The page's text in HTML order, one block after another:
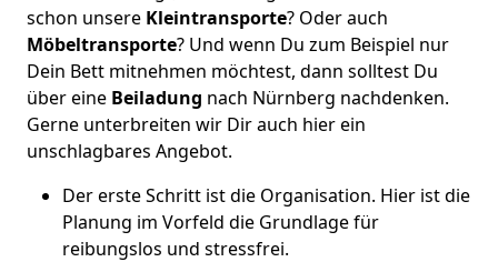
schon unsere Kleintransporte? Oder auch
Möbeltransporte? Und wenn Du zum Beispiel nur
Dein Bett mitnehmen möchtest, dann solltest Du
über eine Beiladung nach Nürnberg nachdenken.
Gerne unterbreiten wir Dir auch hier ein
unschlagbares Angebot.
Der erste Schritt ist die Organisation. Hier ist die
Planung im Vorfeld die Grundlage für
reibungslos und stressfrei.